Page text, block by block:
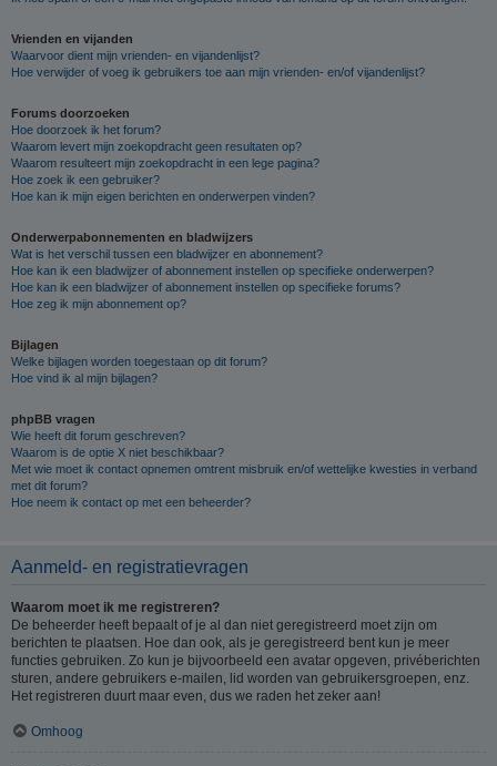
Vrienden en vijanden
Waarvoor dient mijn vrienden- en vijandenlijst?
Hoe verwijder of voeg ik gebruikers toe aan mijn vrienden- en/of vijandenlijst?
Forums doorzoeken
Hoe doorzoek ik het forum?
Waarom levert mijn zoekopdracht geen resultaten op?
Waarom resulteert mijn zoekopdracht in een lege pagina?
Hoe zoek ik een gebruiker?
Hoe kan ik mijn eigen berichten en onderwerpen vinden?
Onderwerpabonnementen en bladwijzers
Wat is het verschil tussen een bladwijzer en abonnement?
Hoe kan ik een bladwijzer of abonnement instellen op specifieke onderwerpen?
Hoe kan ik een bladwijzer of abonnement instellen op specifieke forums?
Hoe zeg ik mijn abonnement op?
Bijlagen
Welke bijlagen worden toegestaan op dit forum?
Hoe vind ik al mijn bijlagen?
phpBB vragen
Wie heeft dit forum geschreven?
Waarom is de optie X niet beschikbaar?
Met wie moet ik contact opnemen omtrent misbruik en/of wettelijke kwesties in verband
met dit forum?
Hoe neem ik contact op met een beheerder?
Aanmeld- en registratievragen
Waarom moet ik me registreren?
De beheerder heeft bepaalt of je al dan niet geregistreerd moet zijn om
berichten te plaatsen. Hoe dan ook, als je geregistreerd bent kun je meer
functies gebruiken. Zo kun je bijvoorbeeld een avatar opgeven, privéberichten
sturen, andere gebruikers e-mailen, lid worden van gebruikersgroepen, enz.
Het registreren duurt maar even, dus we raden het zeker aan!
Omhoog